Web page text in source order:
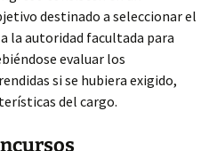
destinado a seleccionar el
la autoridad facultada para
evaluar los
si se hubiera exigido,
del cargo.